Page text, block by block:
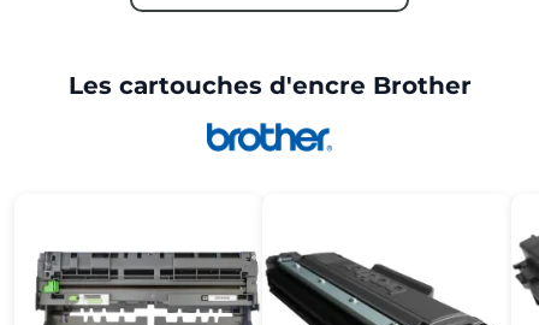
Les cartouches d'encre Brother